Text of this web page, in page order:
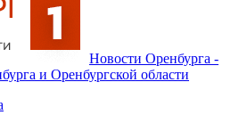
Новости Оренбурга -
и Оренбургской области